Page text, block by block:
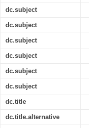
dc.subject
dc.subject
dc.subject
dc.subject
dc.subject
dc.subject
dc.title
dc.title.alternative